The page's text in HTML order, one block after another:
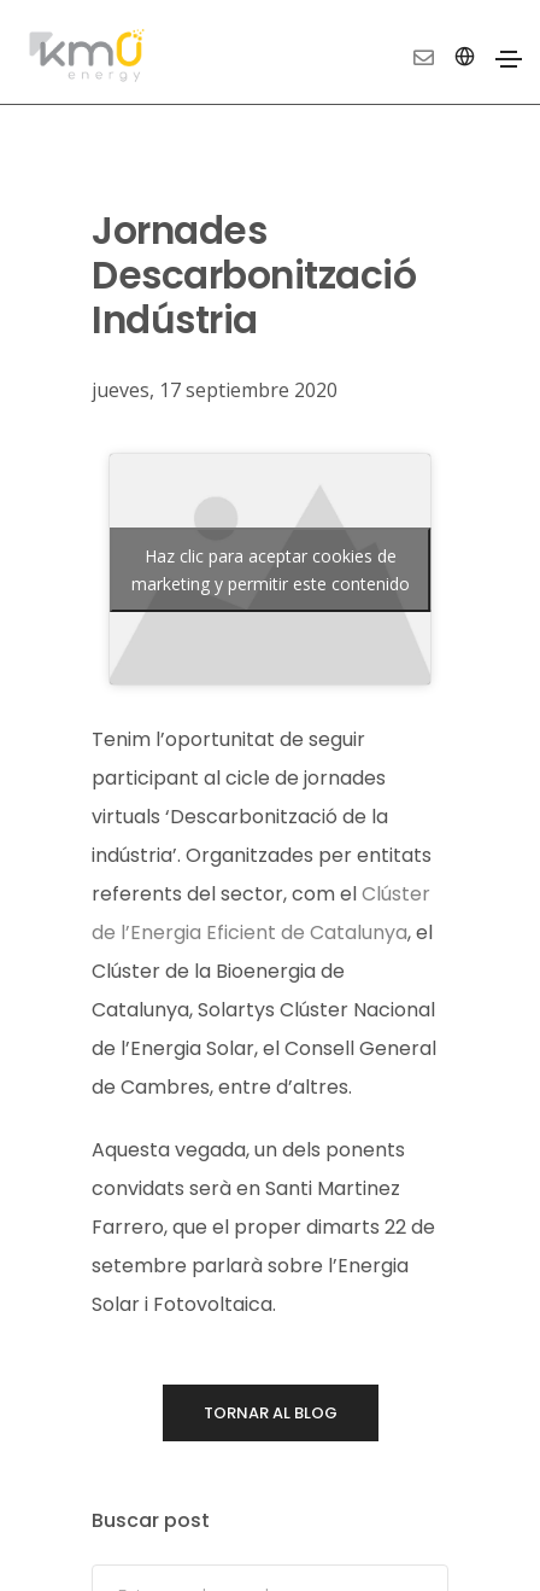
Jornades
Descarbonització
Indústria
jueves, 17 septiembre 2020
Haz clic para aceptar cookies de
marketing y permitir este contenido
Tenim l’oportunitat de seguir
participant al cicle de jornades
virtuals ‘Descarbonització de la
indústria’. Organitzades per entitats
referents del sector, com elClúster
de l’Energia Eficient de Catalunya, el
Clúster de la Bioenergia de
Catalunya, Solartys Clúster Nacional
de l’Energia Solar, el Consell General
de Cambres, entre d’altres.
Aquesta vegada, un dels ponents
convidats serà en Santi Martinez
Farrero, que el proper dimarts 22 de
setembre parlarà sobre l’Energia
Solar i Fotovoltaica.
TORNAR AL BLOG
Buscar post